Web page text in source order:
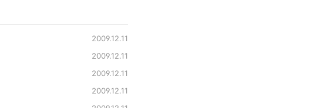
2009.12.11
2009.12.11
2009.12.11
2009.12.11